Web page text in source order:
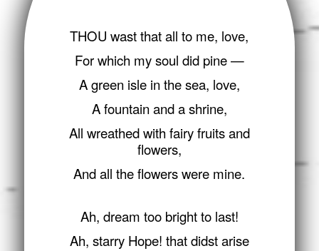
THOU wast that all to me, love,
For which my soul did pine —
A green isle in the sea, love,
A fountain and a shrine,
All wreathed with fairy fruits and
flowers,
And all the flowers were mine.
Ah, dream too bright to last!
Ah, starry Hope! that didst arise